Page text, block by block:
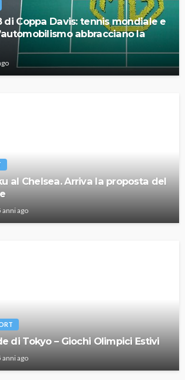
di Coppa Davis: tennis mondiale e
abbracciano la
al Chelsea. Arriva la proposta del
anni ago
di Tokyo – Giochi Olimpici Estivi
anni ago